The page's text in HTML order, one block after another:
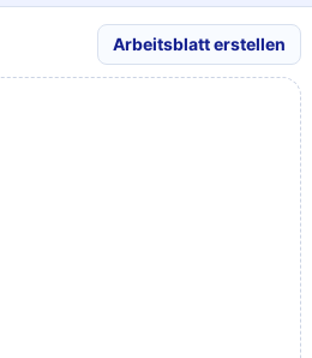
Arbeitsblatt erstellen